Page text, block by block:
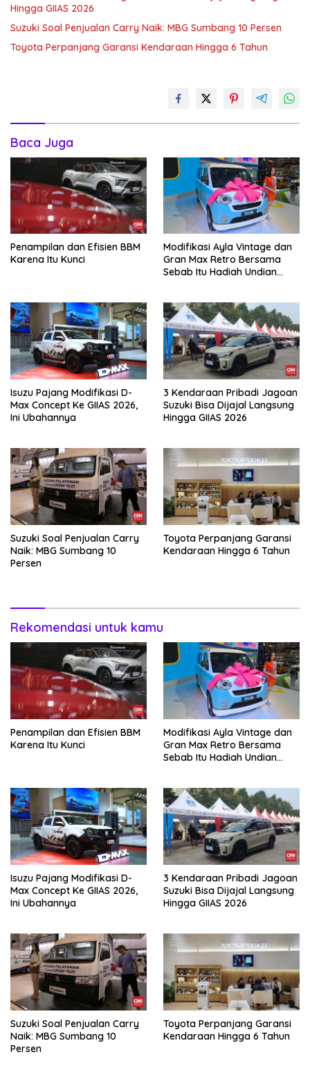
Hingga GIIAS 2026
Suzuki Soal Penjualan Carry Naik: MBG Sumbang 10 Persen
Toyota Perpanjang Garansi Kendaraan Hingga 6 Tahun
Baca Juga
Penampilan dan Efisien BBM
Karena Itu Kunci
Modifikasi Ayla Vintage dan
Gran Max Retro Bersama
Sebab Itu Hadiah Undian
Isuzu Pajang Modifikasi D-
Max Concept Ke GIIAS 2026,
Ini Ubahannya
3 Kendaraan Pribadi Jagoan
Suzuki Bisa Dijajal Langsung
Hingga GIIAS 2026
Suzuki Soal Penjualan Carry
Naik: MBG Sumbang 10
Persen
Toyota Perpanjang Garansi
Kendaraan Hingga 6 Tahun
Rekomendasi untuk kamu
Penampilan dan Efisien BBM
Karena Itu Kunci
Modifikasi Ayla Vintage dan
Gran Max Retro Bersama
Sebab Itu Hadiah Undian
Isuzu Pajang Modifikasi D-
Max Concept Ke GIIAS 2026,
Ini Ubahannya
3 Kendaraan Pribadi Jagoan
Suzuki Bisa Dijajal Langsung
Hingga GIIAS 2026
Suzuki Soal Penjualan Carry
Naik: MBG Sumbang 10
Persen
Toyota Perpanjang Garansi
Kendaraan Hingga 6 Tahun